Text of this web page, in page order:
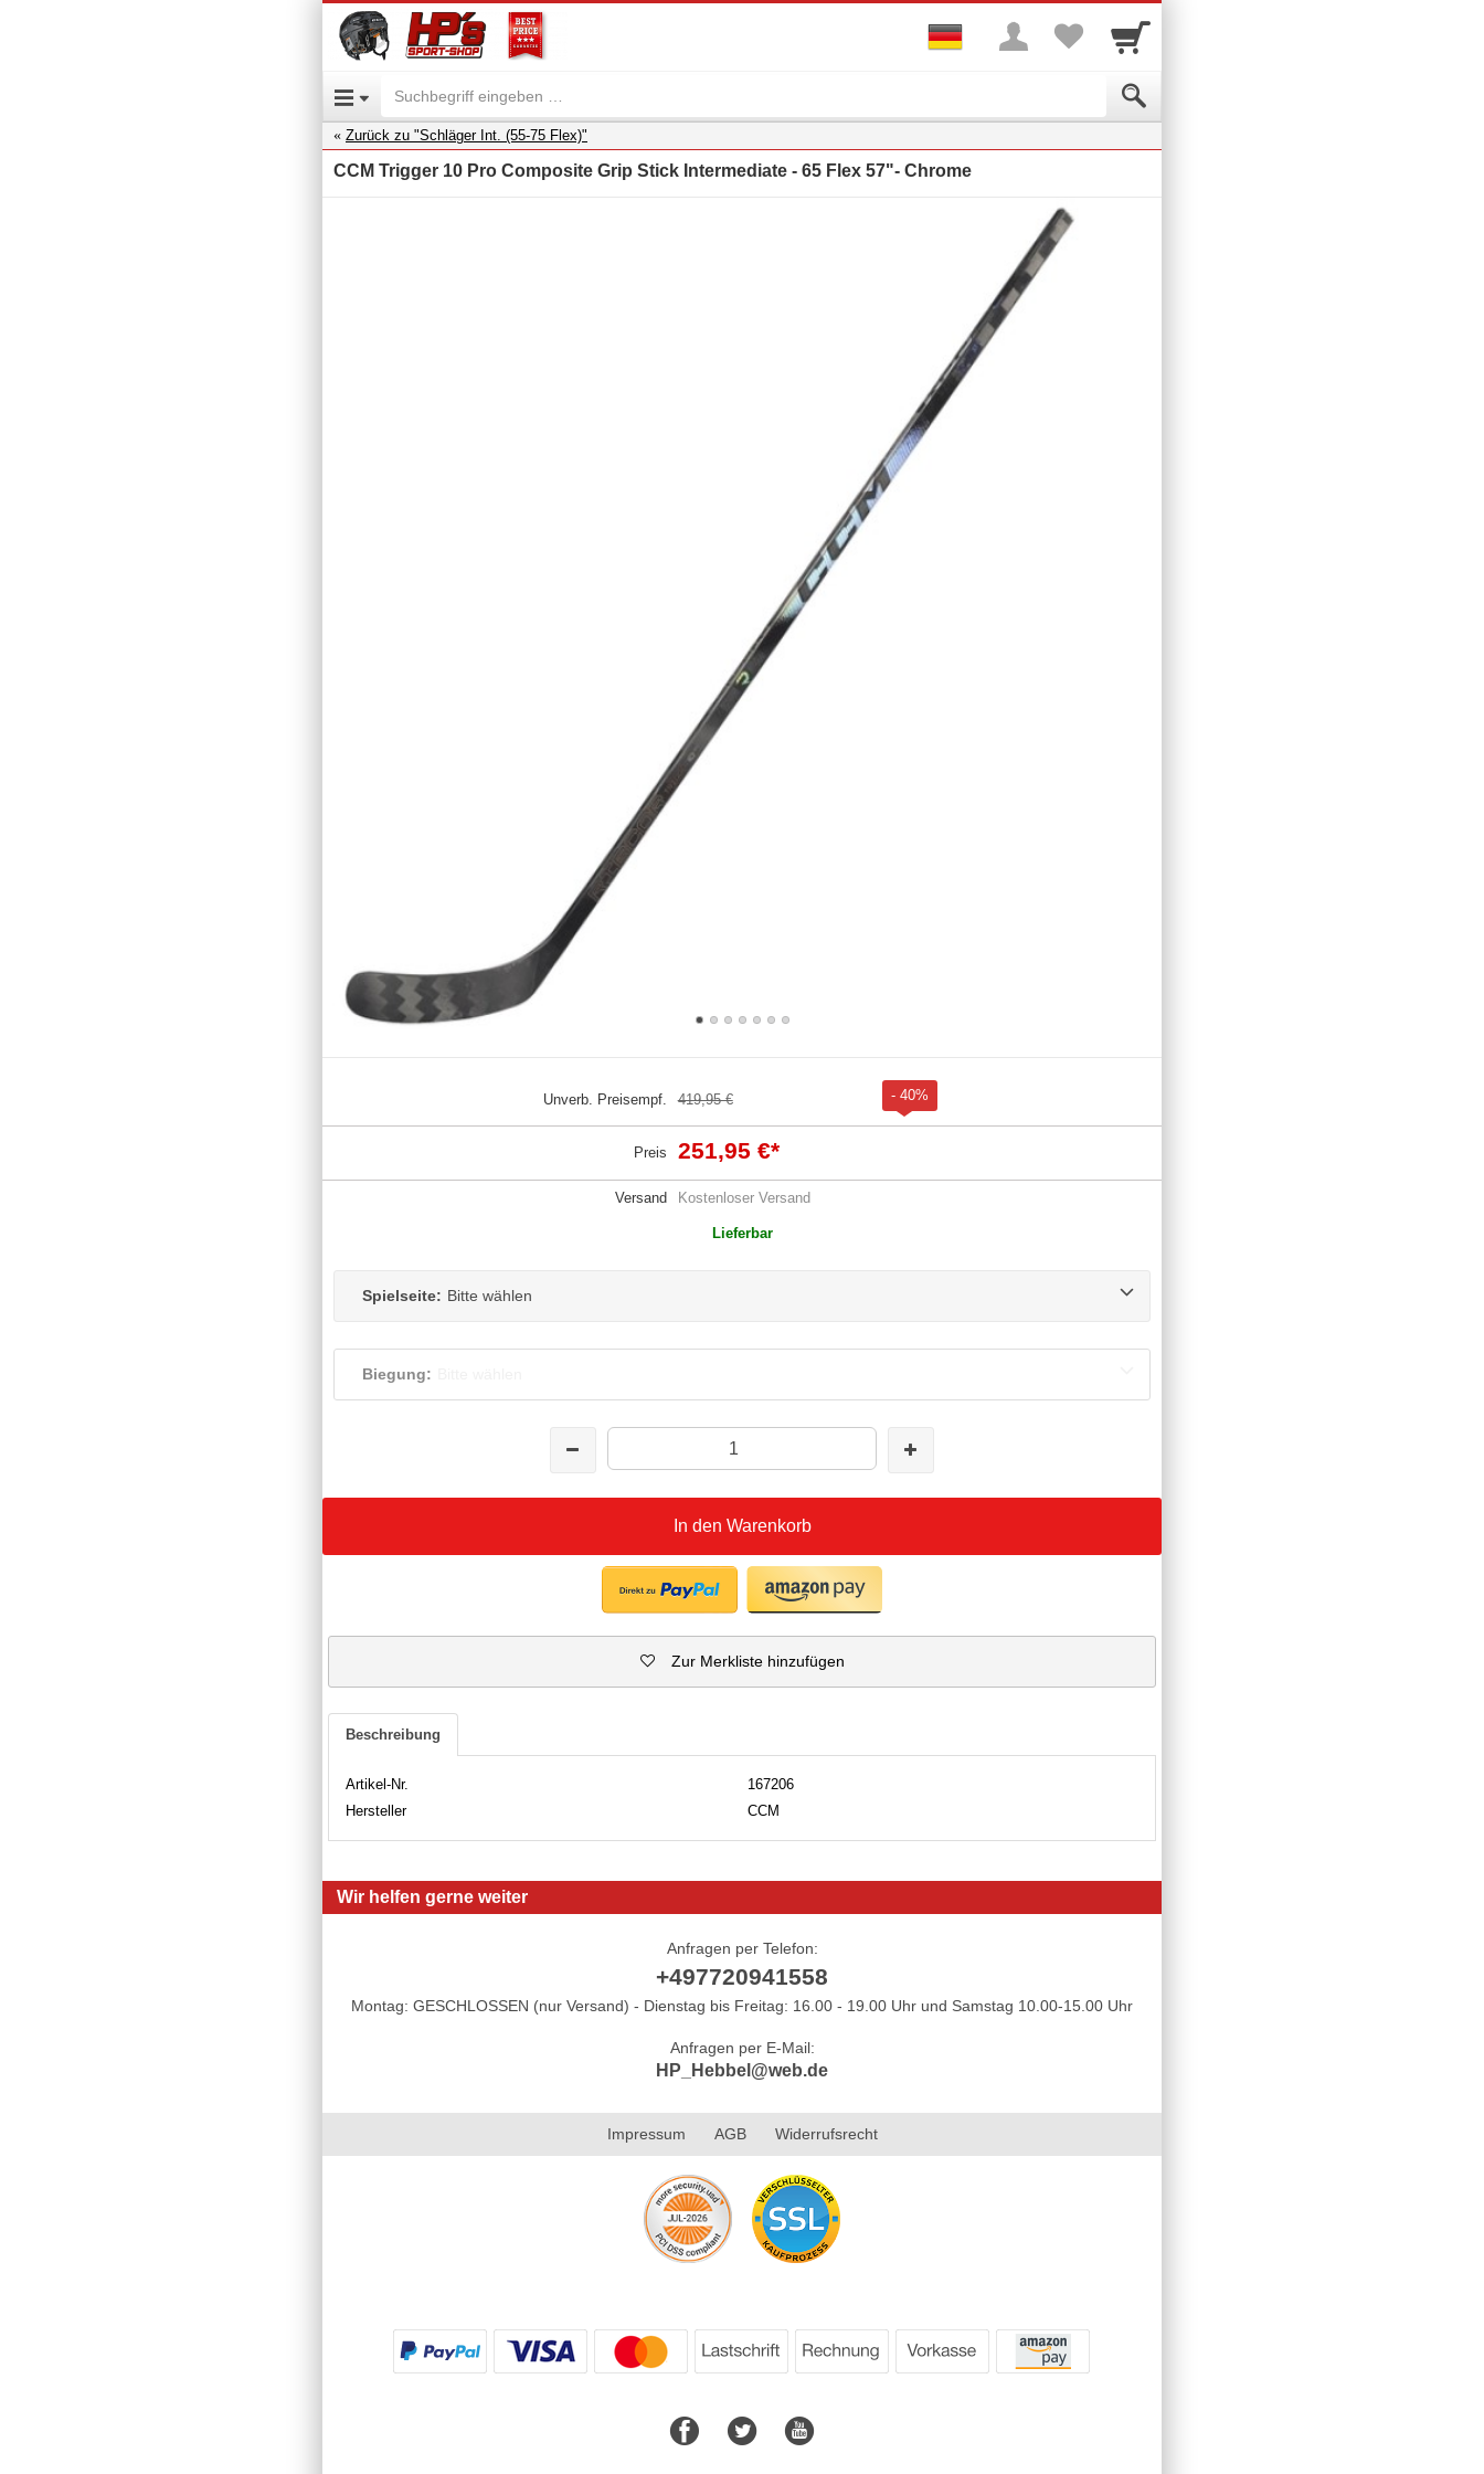
Zurück zu "Schläger Int. (55-75 Flex)"
CCM Trigger 10 Pro Composite Grip Stick Intermediate - 65 Flex 57"- Chrome
Unverb. Preisempf. 419,95 € - 40%
Preis 251,95 €*
Versand Kostenloser Versand
Lieferbar
Spielseite: Bitte wählen
Biegung:
In den Warenkorb
Zur Merkliste hinzufügen
Beschreibung
Artikel-Nr.
167206
Hersteller
CCM
Wir helfen gerne weiter
Anfragen per Telefon:
+497720941558
Montag: GESCHLOSSEN (nur Versand) - Dienstag bis Freitag: 16.00 - 19.00 Uhr und Samstag 10.00-15.00 Uhr
Anfragen per E-Mail:
HP_Hebbel@web.de
Impressum AGB Widerrufsrecht